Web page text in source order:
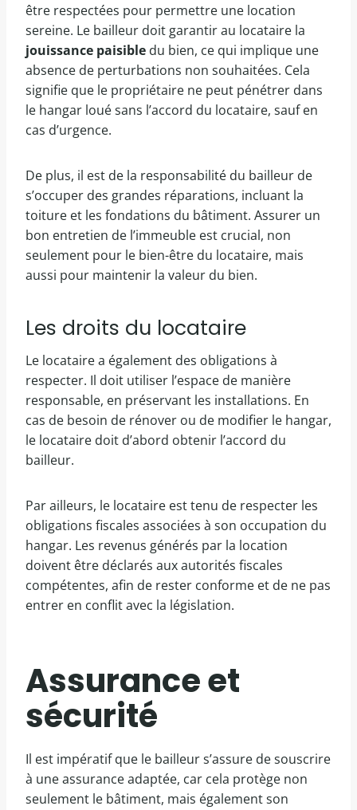
être respectées pour permettre une location
sereine. Le bailleur doit garantir au locataire la
jouissance paisible du bien, ce qui implique une
absence de perturbations non souhaitées. Cela
signifie que le propriétaire ne peut pénétrer dans
le hangar loué sans l’accord du locataire, sauf en
cas d’urgence.
De plus, il est de la responsabilité du bailleur de
s’occuper des grandes réparations, incluant la
toiture et les fondations du bâtiment. Assurer un
bon entretien de l’immeuble est crucial, non
seulement pour le bien-être du locataire, mais
aussi pour maintenir la valeur du bien.
Les droits du locataire
Le locataire a également des obligations à
respecter. Il doit utiliser l’espace de manière
responsable, en préservant les installations. En
cas de besoin de rénover ou de modifier le hangar,
le locataire doit d’abord obtenir l’accord du
bailleur.
Par ailleurs, le locataire est tenu de respecter les
obligations fiscales associées à son occupation du
hangar. Les revenus générés par la location
doivent être déclarés aux autorités fiscales
compétentes, afin de rester conforme et de ne pas
entrer en conflit avec la législation.
Assurance et
sécurité
Il est impératif que le bailleur s’assure de souscrire
à une assurance adaptée, car cela protège non
seulement le bâtiment, mais également son